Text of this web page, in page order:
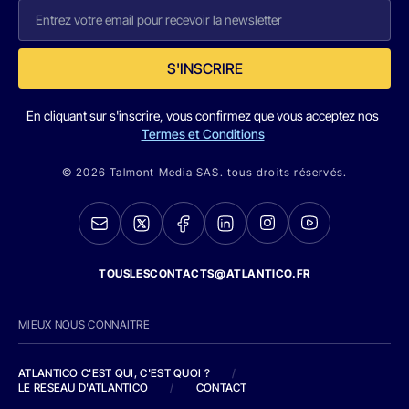
S'INSCRIRE
En cliquant sur s'inscrire, vous confirmez que vous acceptez nos
Termes et Conditions
© 2026 Talmont Media SAS. tous droits réservés.
TOUSLESCONTACTS@ATLANTICO.FR
MIEUX NOUS CONNAITRE
ATLANTICO C'EST QUI, C'EST QUOI ?
/
LE RESEAU D'ATLANTICO
/ CONTACT